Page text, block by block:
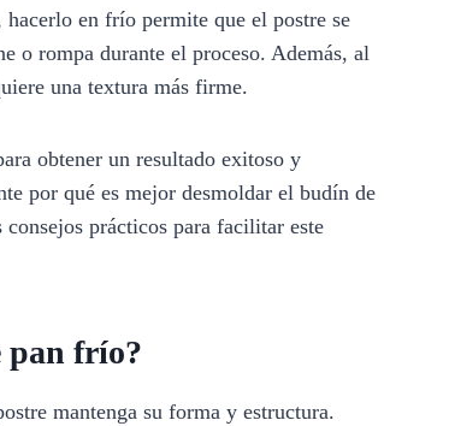
en frío permite que el postre se
o rompa durante el proceso. Además, al
una textura más firme.
obtener un resultado exitoso y
por qué es mejor desmoldar el budín de
prácticos para facilitar este
pan frío?
mantenga su forma y estructura.